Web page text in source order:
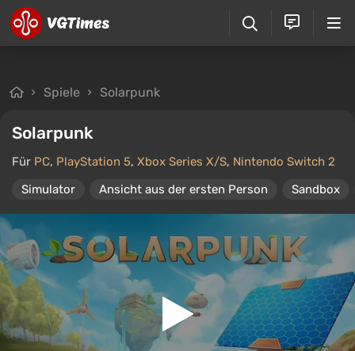
Spiele Solarpunk
Solarpunk
Für PC, PlayStation 5, Xbox Series X/S, Nintendo Switch 2
Simulator
Ansicht aus der ersten Person Sandbox